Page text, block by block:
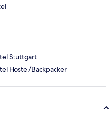
Stuttgart
Hostel/Backpacker